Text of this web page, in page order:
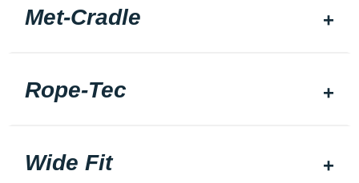
Met-Cradle
Rope-Tec
Wide Fit